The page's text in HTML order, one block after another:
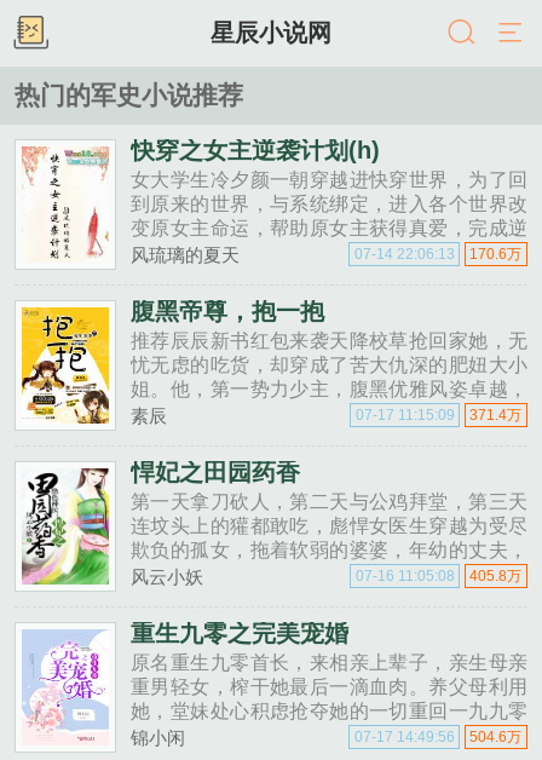
星辰小说网
热门的军史小说推荐
快穿之女主逆袭计划(h)
女大学生冷夕颜一朝穿越进快穿世界，为了回
到原来的世界，与系统绑定，进入各个世界改
变原女主命运，帮助原女主获得真爱，完成逆
袭。免费首发win10menWoo18Vip......
风琉璃的夏天 170.6万
07-14 22:06:13
腹黑帝尊，抱一抱
推荐辰辰新书红包来袭天降校草抢回家她，无
忧无虑的吃货，却穿成了苦大仇深的肥妞大小
姐。他，第一势力少主，腹黑优雅风姿卓越，
先圣神选者，却只为她一个人低头折腰。霸气
你也给姐放那！且看霸气......
素辰 371.4万
07-17 11:15:09
悍妃之田园药香
第一天拿刀砍人，第二天与公鸡拜堂，第三天
连坟头上的獾都敢吃，彪悍女医生穿越为受尽
欺负的孤女，拖着软弱的婆婆，年幼的丈夫，
还有三个鼻涕虫的小叔子小姑子，斗大伯......
风云小妖 405.8万
07-16 11:05:08
重生九零之完美宠婚
原名重生九零首长，来相亲上辈子，亲生母亲
重男轻女，榨干她最后一滴血肉。养父母利用
她，堂妹处心积虑抢夺她的一切重回一九九零
年，沐瑶决心吊打渣男贱女。那些欠了她的
锦小闲 504.6万
07-17 14:49:56